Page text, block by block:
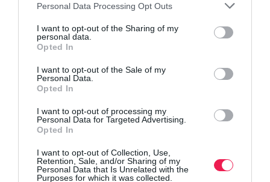
Personal Data Processing Opt Outs
I want to opt-out of the Sharing of my
personal data.
Opted In
I want to opt-out of the Sale of my
Personal Data.
Opted In
I want to opt-out of processing my
Personal Data for Targeted Advertising.
Opted In
I want to opt-out of Collection, Use,
Retention, Sale, and/or Sharing of my
Personal Data that Is Unrelated with the
Purposes for which it was collected.